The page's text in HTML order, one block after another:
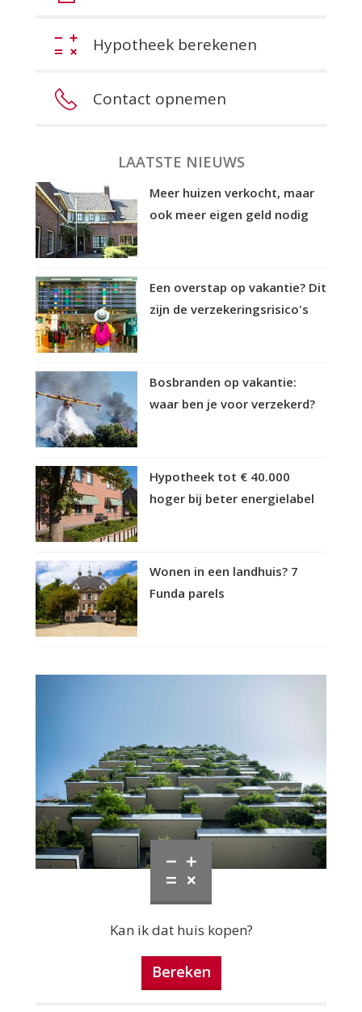
Hypotheek berekenen
Contact opnemen
LAATSTE NIEUWS
Meer huizen verkocht, maar
ook meer eigen geld nodig
Een overstap op vakantie? Dit
zijn de verzekeringsrisico's
Bosbranden op vakantie:
waar ben je voor verzekerd?
Hypotheek tot € 40.000
hoger bij beter energielabel
Wonen in een landhuis? 7
Funda parels
Kan ik dat huis kopen?
Bereken